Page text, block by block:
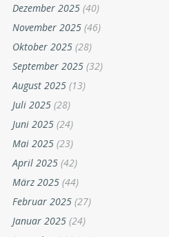
Dezember 2025 (40)
November 2025 (46)
Oktober 2025 (28)
September 2025 (32)
August 2025 (13)
Juli 2025 (28)
Juni 2025 (24)
Mai 2025 (23)
April 2025 (42)
März 2025 (44)
Februar 2025 (27)
Januar 2025 (24)